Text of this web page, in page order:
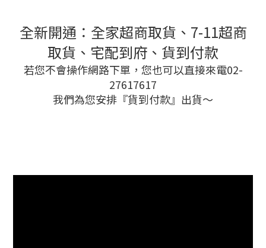
全新開通：全家超商取貨、7-11超商
取貨、宅配到府、貨到付款
若您不會操作網路下單，您也可以直接來電02-
27617617
我們為您安排『貨到付款』出貨～